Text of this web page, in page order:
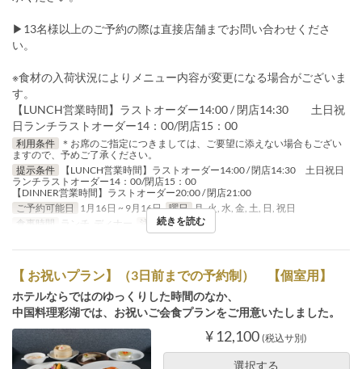
▶13名様以上のご予約の際は直接店舗までお問い合わせくださ
い。
※食材の入荷状況によりメニュー内容が変更になる場合がございま
す。
【LUNCH営業時間】ラストオーダー14:00 / 閉店14:30 土日祝
日ランチラストオーダー14：00/閉店15：00
利用条件
＊お席のご指定につきましては、ご要望に添えない場合もござい
ますので、予めご了承ください。
提示条件
【LUNCH営業時間】ラストオーダー14:00 / 閉店14:30 土日祝日
ランチラストオーダー14：00/閉店15：00
【DINNER営業時間】ラストオーダー20:00 / 閉店21:00
ご予約可能日
1月16日 ~ 9月16日 曜日 月, 火, 水, 金, 土, 日, 祝日
食事時間
ランチ, ディナー 注文数制限 5 ~
続きを読む
【 お祝いプラン】（3日前までの予約制） 【個室用】
ホテルならではのゆっくりした時間のなか、
中国料理彩湖では、お祝いご会食プランをご用意いたしました。
¥ 12,100 (税込サ別)
選択する